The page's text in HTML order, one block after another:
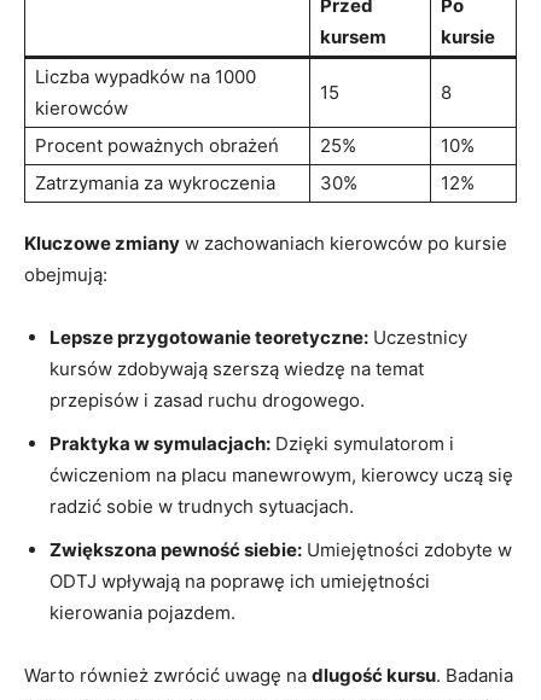
Przed
kursem
Po
kursie
Liczba wypadków na 1000
kierowców
15 8
Procent poważnych obrażeń 25%
10%
Zatrzymania za wykroczenia
30% 12%
Kluczowe zmiany w zachowaniach kierowców po kursie
obejmują:
Lepsze przygotowanie teoretyczne: Uczestnicy
kursów zdobywają szerszą wiedzę na temat
przepisów i zasad ruchu drogowego.
Praktyka w symulacjach: Dzięki symulatorom i
ćwiczeniom na placu manewrowym, kierowcy uczą się
radzić sobie w trudnych sytuacjach.
Zwiększona pewność siebie: Umiejętności zdobyte w
ODTJ wpływają na poprawę ich umiejętności
kierowania pojazdem.
Warto również zwrócić uwagę na dlugość kursu. Badania